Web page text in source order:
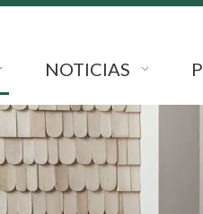
NOTICIAS